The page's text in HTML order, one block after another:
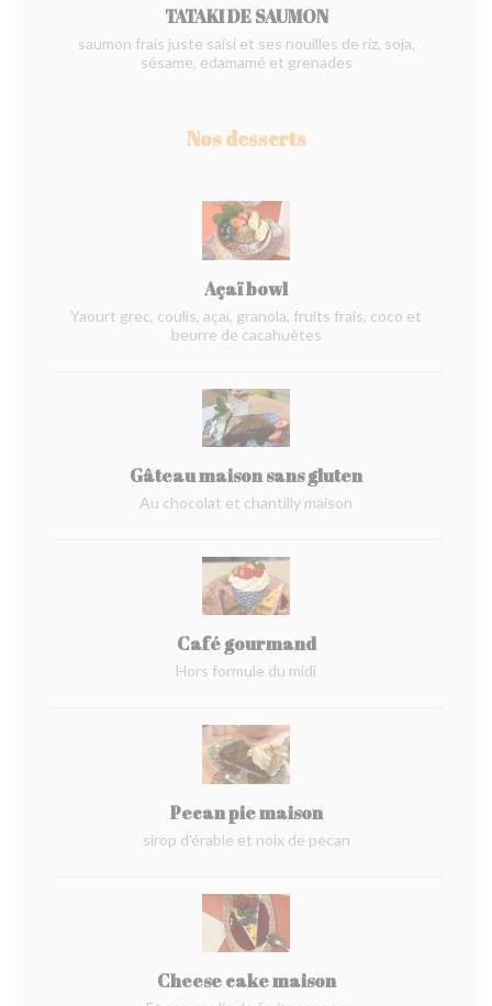
TATAKI DE SAUMON
saumon frais juste saisi et ses nouilles de riz, soja,
sésame, edamamé et grenades
Nos desserts
Açaï bowl
Yaourt grec, coulis, açaï, granola, fruits frais, coco et
beurre de cacahuètes
Gâteau maison sans gluten
Au chocolat et chantilly maison
Café gourmand
Hors formule du midi
Pecan pie maison
sirop d'érable et noix de pecan
Cheese cake maison